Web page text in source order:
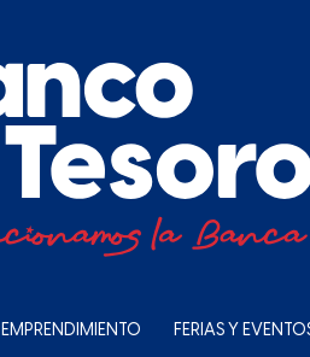
EMPRENDIMIENTO FERIAS Y